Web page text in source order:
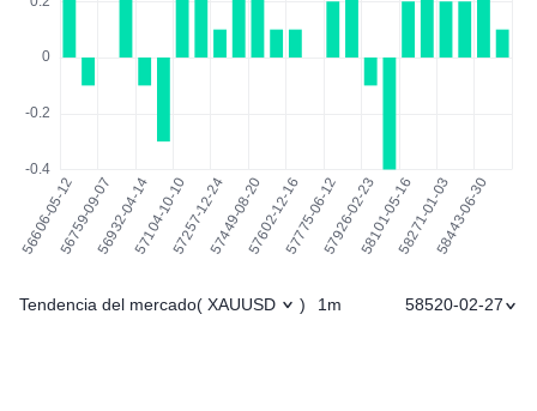
Tendencia del mercado( XAUUSD ) 1m 58520-02-27